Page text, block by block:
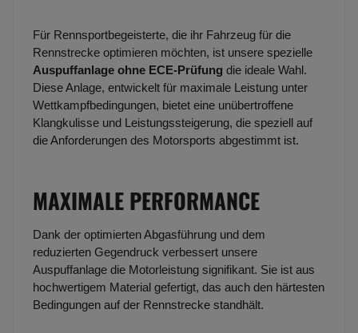
Für Rennsportbegeisterte, die ihr Fahrzeug für die
Rennstrecke optimieren möchten, ist unsere spezielle
Auspuffanlage ohne ECE-Prüfung die ideale Wahl.
Diese Anlage, entwickelt für maximale Leistung unter
Wettkampfbedingungen, bietet eine unübertroffene
Klangkulisse und Leistungssteigerung, die speziell auf
die Anforderungen des Motorsports abgestimmt ist.
MAXIMALE PERFORMANCE
Dank der optimierten Abgasführung und dem
reduzierten Gegendruck verbessert unsere
Auspuffanlage die Motorleistung signifikant. Sie ist aus
hochwertigem Material gefertigt, das auch den härtesten
Bedingungen auf der Rennstrecke standhält.